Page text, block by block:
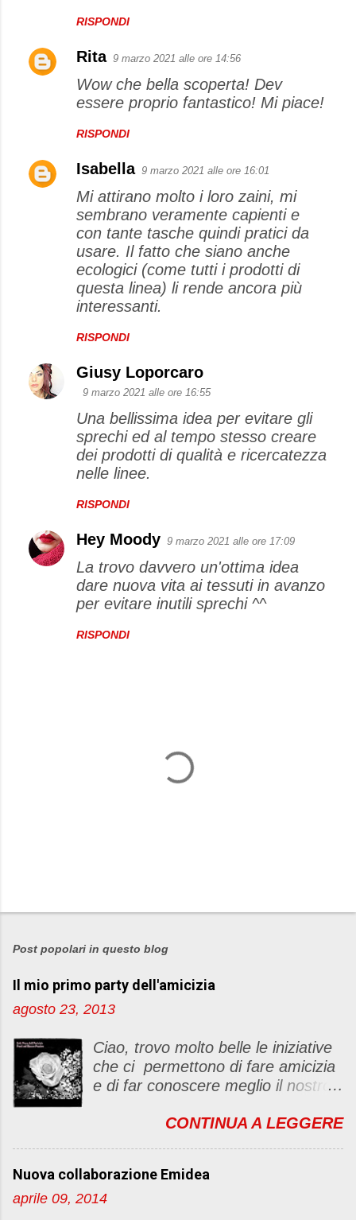
RISPONDI
Rita 9 marzo 2021 alle ore 14:56
Wow che bella scoperta! Dev
essere proprio fantastico! Mi piace!
RISPONDI
Isabella 9 marzo 2021 alle ore 16:01
Mi attirano molto i loro zaini, mi
sembrano veramente capienti e
con tante tasche quindi pratici da
usare. Il fatto che siano anche
ecologici (come tutti i prodotti di
questa linea) li rende ancora più
interessanti.
RISPONDI
Giusy Loporcaro
9 marzo 2021 alle ore 16:55
Una bellissima idea per evitare gli
sprechi ed al tempo stesso creare
dei prodotti di qualità e ricercatezza
nelle linee.
RISPONDI
Hey Moody 9 marzo 2021 alle ore 17:09
La trovo davvero un'ottima idea
dare nuova vita ai tessuti in avanzo
per evitare inutili sprechi ^^
RISPONDI
P
s
a
u
c
o
m
m
t
o
Post popolari in questo blog
Il mio primo party dell'amicizia
agosto 23, 2013
Ciao, trovo molto belle le iniziative
che ci permettono di fare amicizia
e di far conoscere meglio il nostro
un "party" dell'amicizia .... Mi
post, ma anche di sentimenti ed
emozioni. Non siete obbligate a
CONTINUA A LEGGERE
Nuova collaborazione Emidea
aprile 09, 2014